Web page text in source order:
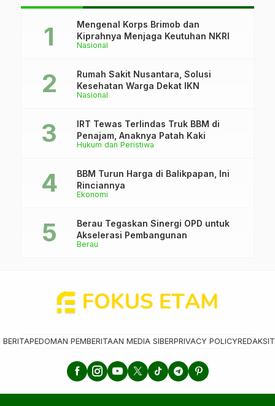
Nasional
Mengenal Korps Brimob dan
Kiprahnya Menjaga Keutuhan NKRI
Nasional
Rumah Sakit Nusantara, Solusi
Kesehatan Warga Dekat IKN
Hukum dan Peristiwa
IRT Tewas Terlindas Truk BBM di
Penajam, Anaknya Patah Kaki
Ekonomi
BBM Turun Harga di Balikpapan, Ini
Rinciannya
Berau
Berau Tegaskan Sinergi OPD untuk
Akselerasi Pembangunan
BERITAPEDOMAN PEMBERITAAN MEDIA SIBERPRIVACY POLICYREDAKSI